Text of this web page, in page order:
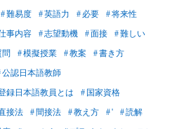
難易度 英語力 必要
将来性
事内容 志望動機 面接
難しい
問 模擬授業 教案
書き方
公認日本語教師
録日本語教員とは
国家資格
接法 間接法 教え方 '
読解